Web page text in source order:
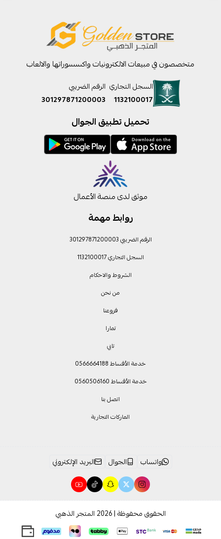
روابط مهمة
الرقم الضريبي 301297871200003
السجل التجاري 1132100017
الشروط والاحكام
من نحن
فروعنا
تمارا
تابي
خدمة الأقساط 0566664188
خدمة الأقساط 0560506160
اتصل بنا
الماركات التجارية
متخصصون في مبيعات الالكترونيات واكسسوراتها والالعاب
السجل التجاري
1132100017
الرقم الضريبي
301297871200003
تحميل تطبيق الجوال
موثق لدى منصة الأعمال
واتساب الجوال البريد الإلكتروني
الحقوق محفوظة | 2026 المتجر الذهبي